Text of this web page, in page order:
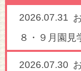
2026.07.31
８・９月園見
2026.07.30